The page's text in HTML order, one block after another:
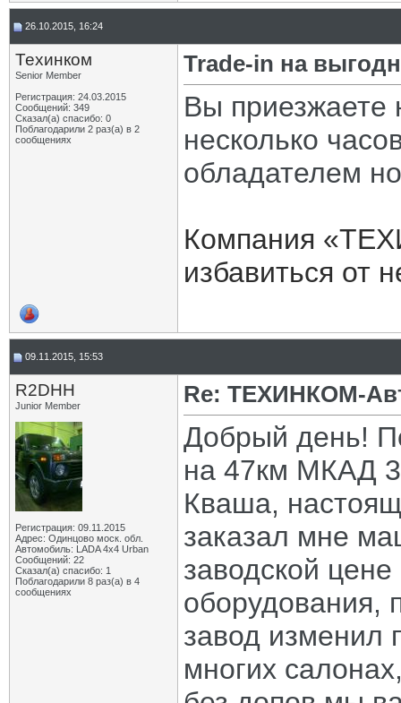
26.10.2015, 16:24
Техинком
Senior Member
Регистрация: 24.03.2015
Сообщений: 349
Сказал(а) спасибо: 0
Поблагодарили 2 раз(а) в 2
сообщениях
Trade-in на
Вы приезжаете
несколько
обладателем
Компания
избавиться от
09.11.2015, 15:53
R2DHH
Junior Member
Регистрация: 09.11.2015
Адрес: Одинцово моск. обл.
Автомобиль: LADA 4x4 Urban
Сообщений: 22
Сказал(а) спасибо: 1
Поблагодарили 8 раз(а) в 4
сообщениях
Re: ТЕХИНКОМ-
Добрый день!
на 47км МКАД
Кваша,
заказал мне
заводской
оборудования,
завод изменил
многих